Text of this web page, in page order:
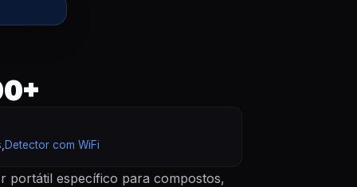
Detector com WiFi
portátil específico para compostos,